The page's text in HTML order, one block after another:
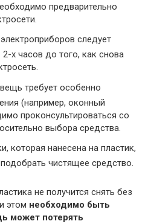
предварительно
следует
х часов до того, как снова
требует особенно
(например, оконный
проконсультироваться со
выбора средства.
которая нанесена на пластик,
чистящее средство.
не получится снять без
этом необходимо быть
может потерять